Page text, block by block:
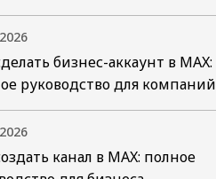
бизнес-аккаунт в MAX:
руководство для компаний
канал в MAX: полное